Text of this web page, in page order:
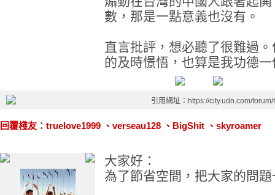
數，那是一點意義也沒有。
直言批評，想必聽了很難過
的及時憬悟，也算是我功德一
引用網址：https://city.udn.com/
回覆棧友：truelove1999 、verseau128 、BigShit 、skyroamer
大家好：
為了節省空間，把大家的問